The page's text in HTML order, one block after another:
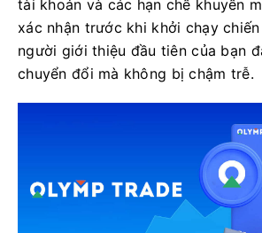
tài khoản và các hạn chế khuyến
xác nhận trước khi khởi chạy
người giới thiệu đầu tiên của bạn
chuyển đổi mà không bị chậm trễ.